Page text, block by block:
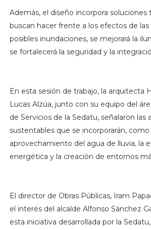
Además, el diseño incorpora soluciones
buscan hacer frente a los efectos de las
posibles inundaciones, se mejorará la
se fortalecerá la seguridad y la
En esta sesión de trabajo, la arquitecta
Lucas Alzúa, junto con su equipo del
de Servicios de la Sedatu, señalaron las
sustentables que se incorporarán, como
aprovechamiento del agua de lluvia, la
energética y la creación de entornos
El director de Obras Públicas, Iram
el interés del alcalde Alfonso Sánchez
esta iniciativa desarrollada por la